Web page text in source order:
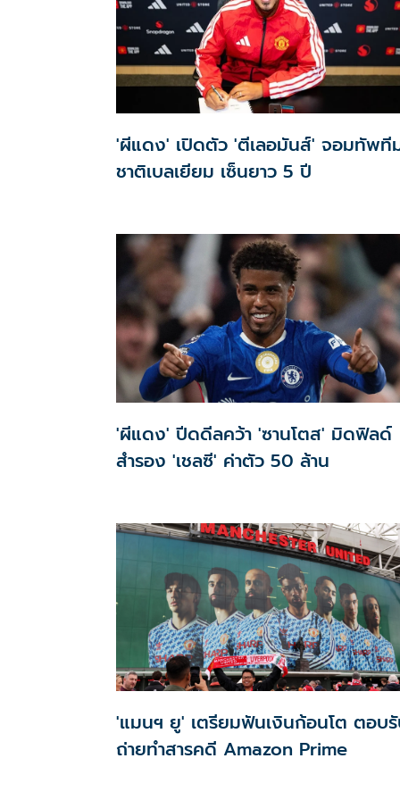
'ผีแดง' เปิดตัว 'ตีเลอมันส์' จอมทัพที
ชาติเบลเยียม เซ็นยาว 5 ปี
'ผีแดง' ปีดดีลคว้า 'ซานโตส' มิดฟิลด์
สำรอง 'เชลซี' ค่าตัว 50 ล้าน
'แมนฯ ยู' เตรียมฟันเงินก้อนโต ตอบ
ถ่ายทำสารคดี Amazon Prime